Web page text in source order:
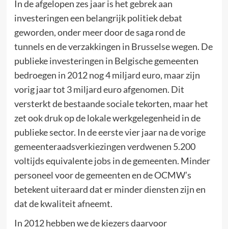
In de afgelopen zes jaar is het gebrek aan
investeringen een belangrijk politiek debat
geworden, onder meer door de saga rond de
tunnels en de verzakkingen in Brusselse wegen. De
publieke investeringen in Belgische gemeenten
bedroegen in 2012 nog 4 miljard euro, maar zijn
vorig jaar tot 3 miljard euro afgenomen. Dit
versterkt de bestaande sociale tekorten, maar het
zet ook druk op de lokale werkgelegenheid in de
publieke sector. In de eerste vier jaar na de vorige
gemeenteraadsverkiezingen verdwenen 5.200
voltijds equivalente jobs in de gemeenten. Minder
personeel voor de gemeenten en de OCMW’s
betekent uiteraard dat er minder diensten zijn en
dat de kwaliteit afneemt.
In 2012 hebben we de kiezers daarvoor